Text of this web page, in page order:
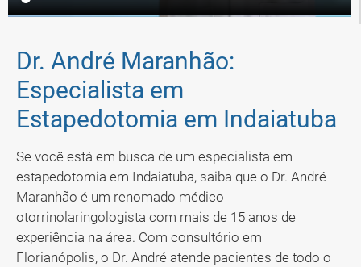
Dr. André Maranhão:
Especialista em
Estapedotomia em Indaiatuba
Se você está em busca de um especialista em
estapedotomia em Indaiatuba, saiba que o Dr. André
Maranhão é um renomado médico
otorrinolaringologista com mais de 15 anos de
experiência na área. Com consultório em
Florianópolis, o Dr. André atende pacientes de todo o